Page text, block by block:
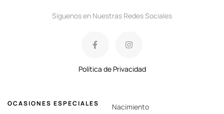
OCASIONES ESPECIALES
Nacimiento
Síguenos en Nuestras Redes Sociales
Política de Privacidad